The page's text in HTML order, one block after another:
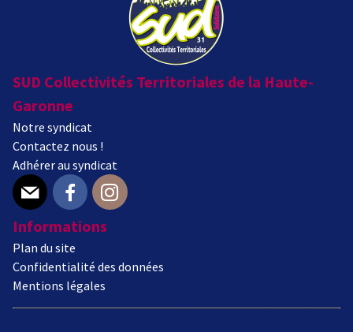
SUD Collectivités Territoriales de la Haute-
Garonne
Notre syndicat
Contactez nous !
Adhérer au syndicat
E-mail Facebook
Informations
Plan du site
Confidentialité des données
Mentions légales